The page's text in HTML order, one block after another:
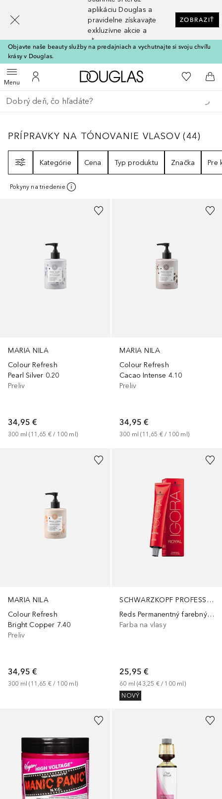
aplikáciu Douglas a
pravidelne získavajte
exkluzívne akcie a
zľavy
ZOBRAZIŤ
Objavte naše beauty služby na predajniach a vychutnajte si svoju chvíľu
krásy v Douglas.
MenuOtvoriť menuDo môjho účtu
Domov Do môjho
Do
Choď späť
Vykonajte vyhľadávanie
PRÍPRAVKY NA TÓNOVANIE VLASOV44
PRÍPRAVKY NA TÓNOVANIE VLASOV (44)
Kategórie
Cena Typ produktu Značka Pre
Pokyny na triedenie
MARIA NILA
Colour Refresh
Pearl Silver 0.20
Preliv
34,95 €
300 ml (11,65 € / 100 ml )
MARIA NILA
Colour Refresh
Cacao Intense 4.10
Preliv
34,95 €
300 ml (11,65 € / 100 ml )
MARIA NILA
Colour Refresh
Bright Copper 7.40
Preliv
34,95 €
300 ml (11,65 € / 100 ml )
SCHWARZKOPF PROFESSIONAL
Reds Permanentný farebný krém
Farba na vlasy
25,95 €
60 ml (43,25 € / 100 ml )
NOVÝ
[navigation.slideout.screenreader]